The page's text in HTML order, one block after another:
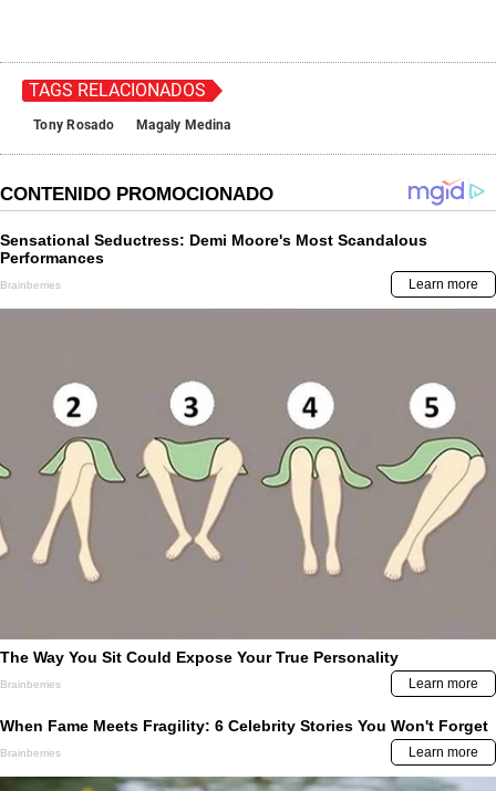
TAGS RELACIONADOS
Tony Rosado Magaly Medina